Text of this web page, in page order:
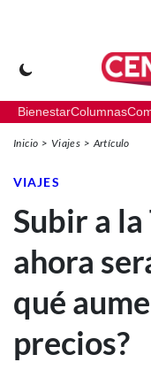
BienestarColumnas
Inicio Viajes Artículo
VIAJES
Subir a
ahora
qué
precios?